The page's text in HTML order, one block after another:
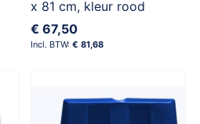
x 81 cm, kleur rood
€ 67,50
€ 81,68